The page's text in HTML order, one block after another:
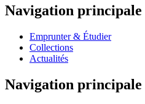
Navigation principale
Emprunter & Étudier
Collections
Actualités
Navigation principale